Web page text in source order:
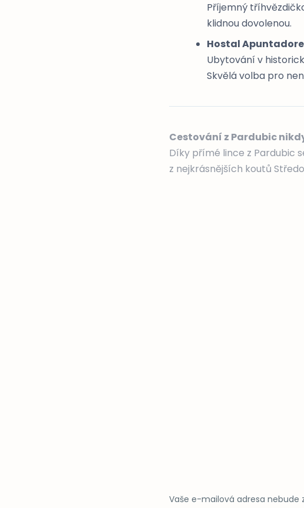
Příjemný
klidnou dovolenou.
Hostal
Ubytování v
Skvělá volba pro
Cestování z Pardubic
Díky přímé lince z Pardubic
z nejkrásnějších koutů
Vaše e-mailová adresa nebude